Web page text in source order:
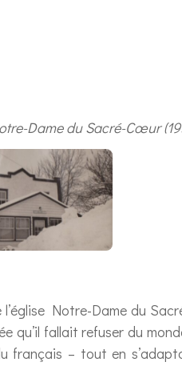
Dame du Sacré-Cœur
l’église Notre-Dame du
qu’il fallait refuser du
français – tout en